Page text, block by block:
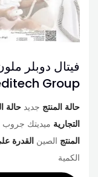
Group
حالة المنتج جديد حالة
التجارية ميديتك جروب
المنتج الصين القدرة
الكمية